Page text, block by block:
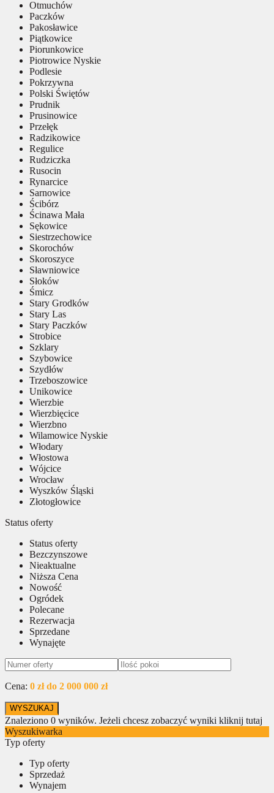
Otmuchów
Paczków
Pakosławice
Piątkowice
Piorunkowice
Piotrowice Nyskie
Podlesie
Pokrzywna
Polski Świętów
Prudnik
Prusinowice
Przełęk
Radzikowice
Regulice
Rudziczka
Rusocin
Rynarcice
Sarnowice
Ścibórz
Ścinawa Mała
Sękowice
Siestrzechowice
Skorochów
Skoroszyce
Sławniowice
Słoków
Śmicz
Stary Grodków
Stary Las
Stary Paczków
Strobice
Szklary
Szybowice
Szydłów
Trzeboszowice
Unikowice
Wierzbie
Wierzbięcice
Wierzbno
Wilamowice Nyskie
Włodary
Włostowa
Wójcice
Wrocław
Wyszków Śląski
Złotogłowice
Status oferty
Status oferty
Bezczynszowe
Nieaktualne
Niższa Cena
Nowość
Ogródek
Polecane
Rezerwacja
Sprzedane
Wynajęte
Cena: 0 zł do 2 000 000 zł
Znaleziono 0 wyników. Jeżeli chcesz zobaczyć wyniki kliknij tutaj
Wyszukiwarka
Typ oferty
Typ oferty
Sprzedaż
Wynajem